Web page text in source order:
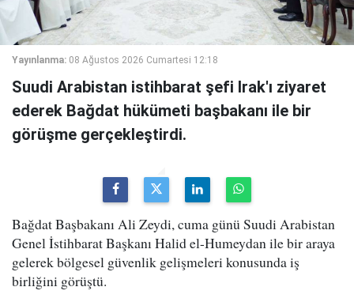
Yayınlanma: 08 Ağustos 2026 Cumartesi 12:18
Suudi Arabistan istihbarat şefi Irak'ı ziyaret
ederek Bağdat hükümeti başbakanı ile bir
görüşme gerçekleştirdi.
Bağdat Başbakanı Ali Zeydi, cuma günü Suudi Arabistan
Genel İstihbarat Başkanı Halid el-Humeydan ile bir araya
gelerek bölgesel güvenlik gelişmeleri konusunda iş
birliğini görüştü.